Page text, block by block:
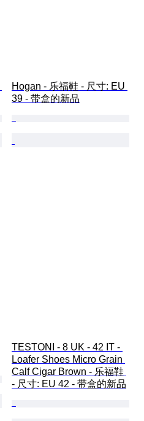
Hogan - 乐福鞋 - 尺寸: EU
39 - 带盒的新品
TESTONI - 8 UK - 42 IT -
Loafer Shoes Micro Grain
Calf Cigar Brown - 乐福鞋
- 尺寸: EU 42 - 带盒的新品